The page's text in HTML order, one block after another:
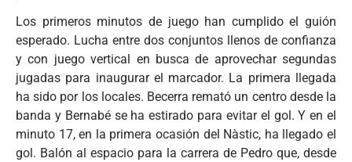
Los primeros minutos de juego han cumplido el guión
esperado. Lucha entre dos conjuntos llenos de confianza
y con juego vertical en busca de aprovechar segundas
jugadas para inaugurar el marcador. La primera llegada
ha sido por los locales. Becerra remató un centro desde la
banda y Bernabé se ha estirado para evitar el gol. Y en el
minuto 17, en la primera ocasión del Nàstic, ha llegado el
gol. Balón al espacio para la carrera de Pedro que, desde